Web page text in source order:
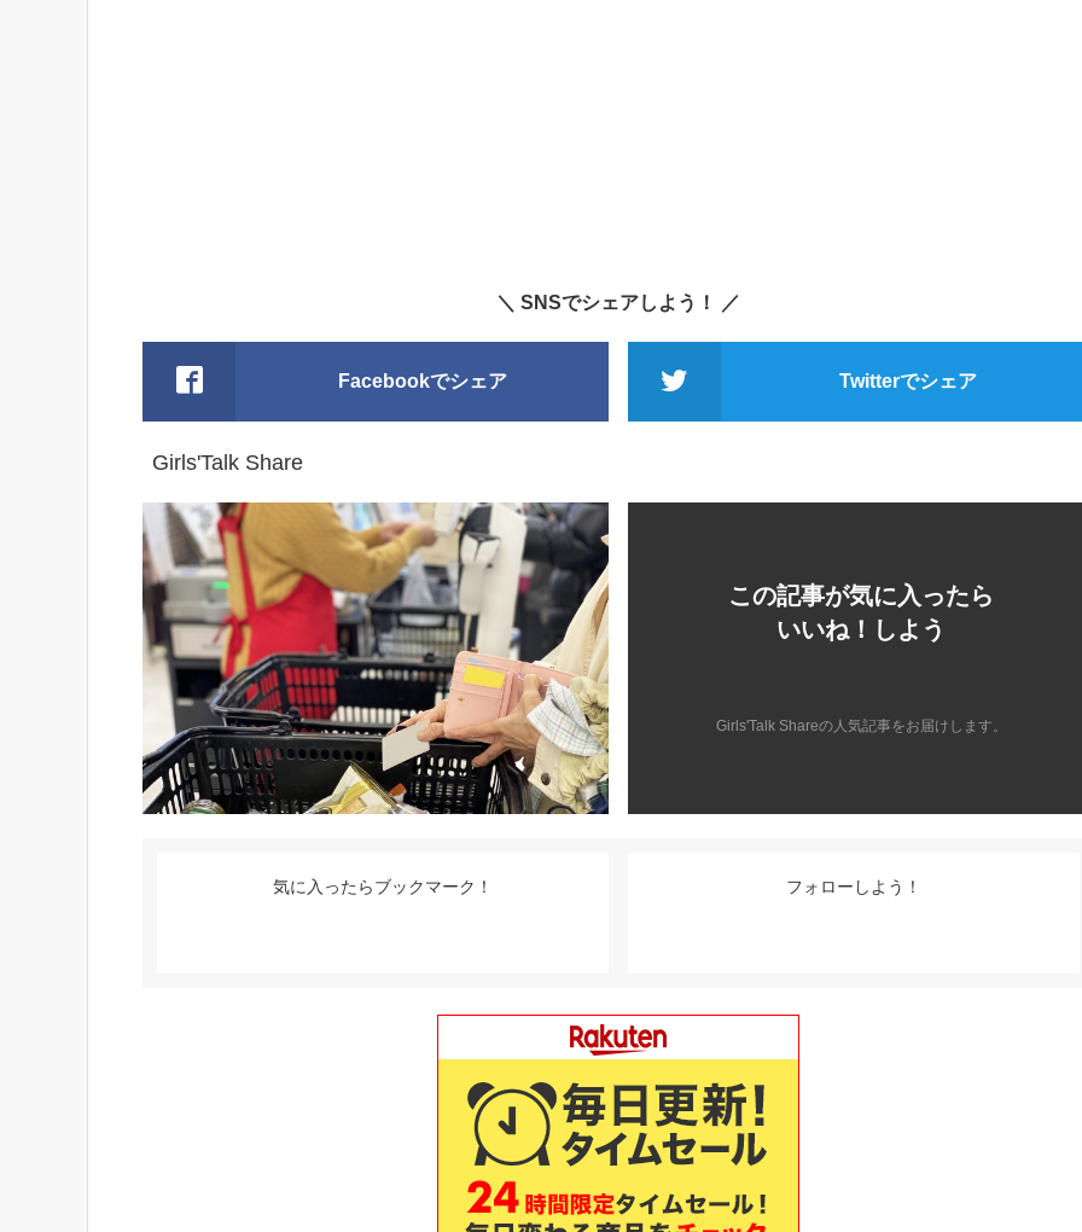
＼ SNSでシェアしよう！ ／
Facebookでシェア Twitterでシェア
Girls'Talk Share
この記事が気に入ったら
いいね！しよう
Girls'Talk Shareの人気記事をお届けします。
気に入ったらブックマーク！ フォローしよう！